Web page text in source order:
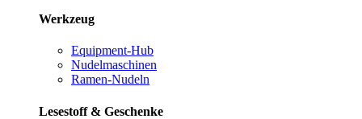
Werkzeug
Equipment-Hub
Nudelmaschinen
Ramen-Nudeln
Lesestoff & Geschenke